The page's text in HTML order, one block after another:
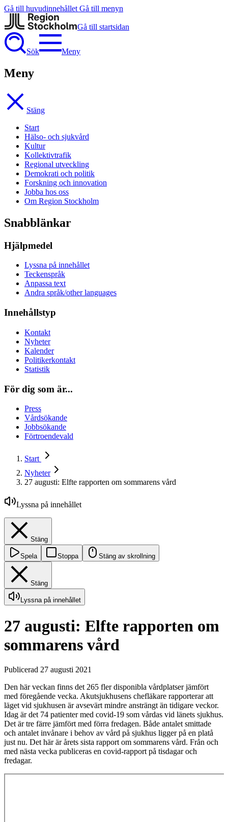
Gå till huvudinnehållet Gå till menyn
Gå till startsidan
Sök Meny
Meny
Stäng
Start
Hälso- och sjukvård
Kultur
Kollektivtrafik
Regional utveckling
Demokrati och politik
Forskning och innovation
Jobba hos oss
Om Region Stockholm
Snabblänkar
Hjälpmedel
Lyssna på innehållet
Teckenspråk
Anpassa text
Andra språk/other languages
Innehållstyp
Kontakt
Nyheter
Kalender
Politikerkontakt
Statistik
För dig som är...
Press
Vårdsökande
Jobbsökande
Förtroendevald
Start
Nyheter
27 augusti: Elfte rapporten om sommarens vård
Lyssna på innehållet
Stäng
Spela Stoppa Stäng av skrollning
Stäng
Lyssna på innehållet
27 augusti: Elfte rapporten om
sommarens vård
Publicerad 27 augusti 2021
Den här veckan finns det 265 fler disponibla vårdplatser jämfört
med föregående vecka. Akutsjukhusens chefläkare rapporterar att
läget vid sjukhusen är avsevärt mindre ansträngt än tidigare veckor.
Idag är det 74 patienter med covid-19 som vårdas vid länets sjukhus.
Det är tre färre jämfört med förra fredagen. Både antalet smittade
och antalet invånare i behov av vård på sjukhus ligger på en platå
just nu. Det här är årets sista rapport om sommarens vård. Från och
med nästa vecka publiceras en covid-rapport på tisdagar och
fredagar.